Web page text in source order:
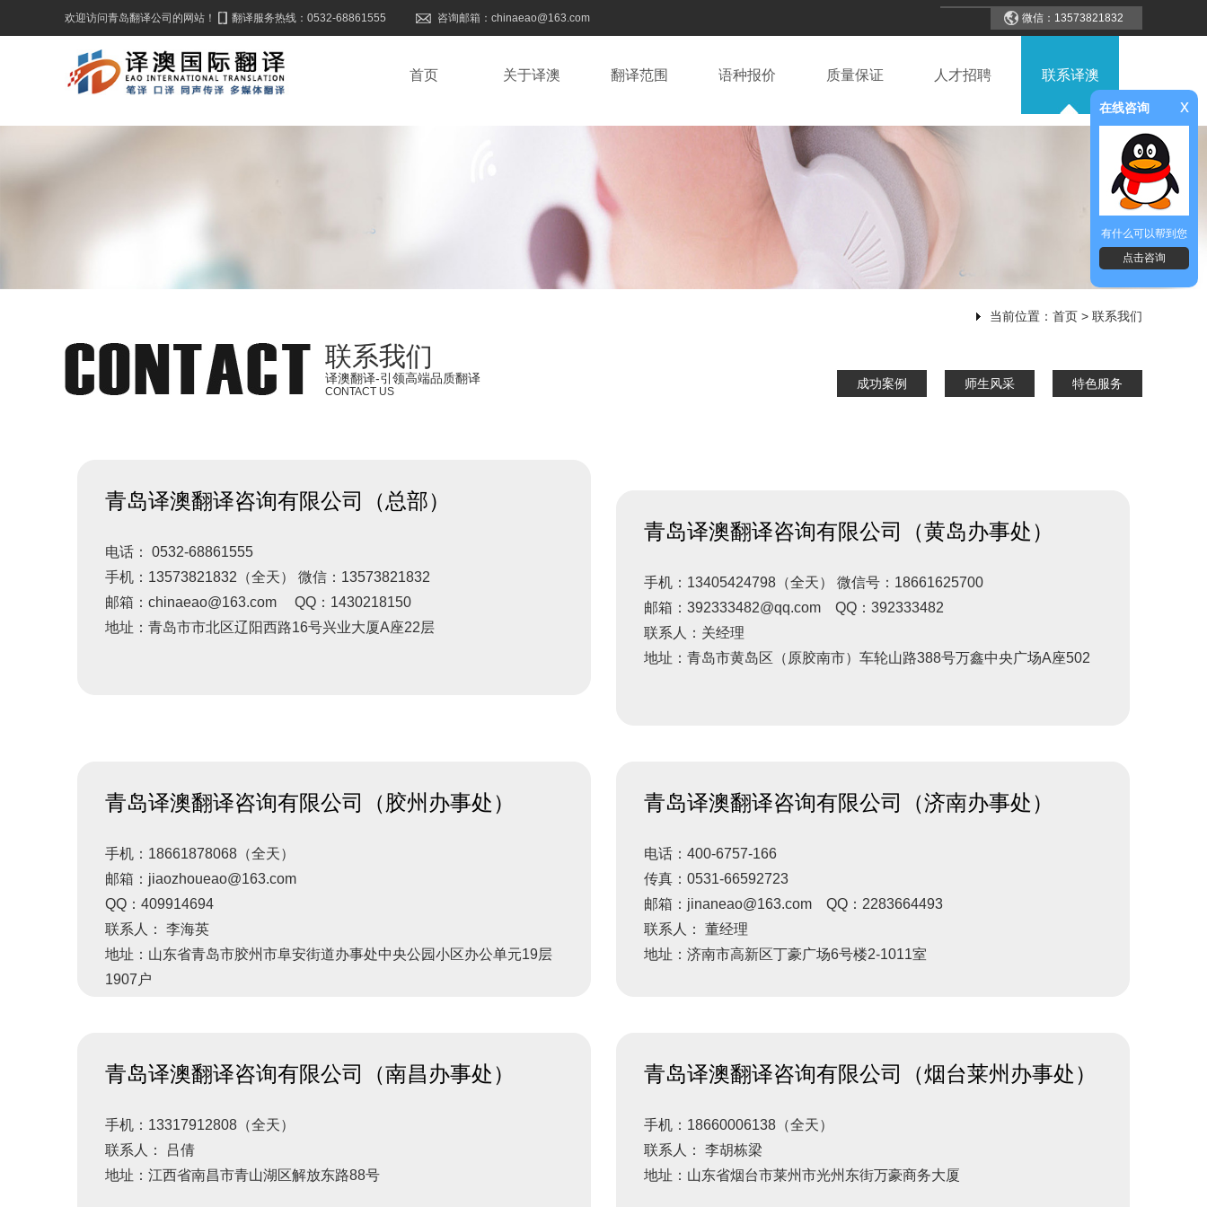
欢迎访问青岛翻译公司的网站！ 翻译服务热线：0532-68861555 咨询邮箱：chinaeao@163.com 微信：13573821832
首页 关于译澳 翻译范围 语种报价 质量保证 人才招聘 联系译澳
在线咨询 x
有什么可以帮到您
点击咨询
当前位置： 首页 > 联系我们
联系我们
译澳翻译-引领高端品质翻译
CONTACT US
特色服务
师生风采
成功案例
青岛译澳翻译咨询有限公司（总部）
电话： 0532-68861555
手机：13573821832（全天） 微信：13573821832
邮箱：chinaeao@163.com QQ：1430218150
地址：青岛市市北区辽阳西路16号兴业大厦A座22层
青岛译澳翻译咨询有限公司（黄岛办事处）
手机：13405424798（全天） 微信号：18661625700
邮箱：392333482@qq.com QQ：392333482
联系人：关经理
地址：青岛市黄岛区（原胶南市）车轮山路388号万鑫中央广场A座502
青岛译澳翻译咨询有限公司（胶州办事处）
手机：18661878068（全天）
邮箱：jiaozhoueao@163.com
QQ：409914694
联系人： 李海英
地址：山东省青岛市胶州市阜安街道办事处中央公园小区办公单元19层
1907户
青岛译澳翻译咨询有限公司（济南办事处）
电话：400-6757-166
传真：0531-66592723
邮箱：jinaneao@163.com QQ：2283664493
联系人： 董经理
地址：济南市高新区丁豪广场6号楼2-1011室
青岛译澳翻译咨询有限公司（南昌办事处）
手机：13317912808（全天）
联系人： 吕倩
地址：江西省南昌市青山湖区解放东路88号
青岛译澳翻译咨询有限公司（烟台莱州办事处）
手机：18660006138（全天）
联系人： 李胡栋梁
地址：山东省烟台市莱州市光州东街万豪商务大厦